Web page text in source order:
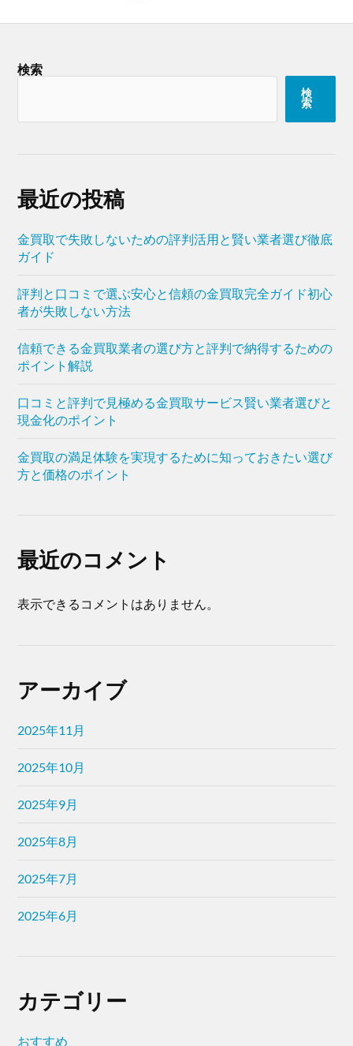
検索
検
索
最近の投稿
金買取で失敗しないための評判活用と賢い業者選び徹底
ガイド
評判と口コミで選ぶ安心と信頼の金買取完全ガイド初心
者が失敗しない方法
信頼できる金買取業者の選び方と評判で納得するための
ポイント解説
口コミと評判で見極める金買取サービス賢い業者選びと
現金化のポイント
金買取の満足体験を実現するために知っておきたい選び
方と価格のポイント
最近のコメント
表示できるコメントはありません。
アーカイブ
2025年11月
2025年10月
2025年9月
2025年8月
2025年7月
2025年6月
カテゴリー
おすすめ